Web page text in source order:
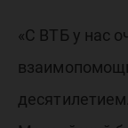
«С ВТБ у нас